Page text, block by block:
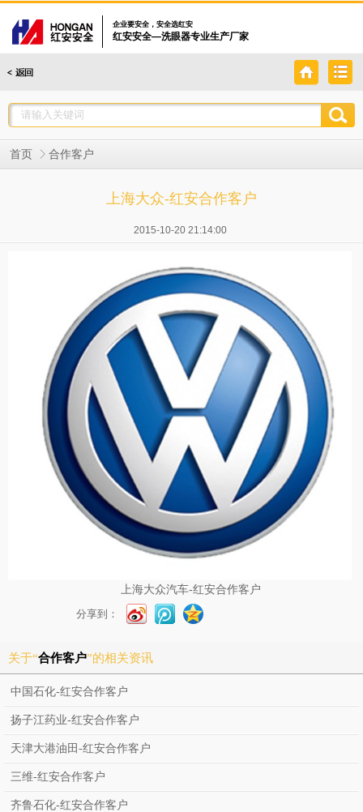
企业要安全，安全选红安
红安安全—洗眼器专业生产厂家
首页 合作客户
上海大众-红安合作客户
2015-10-20 21:14:00
上海大众汽车-红安合作客户
分享到：
关于“合作客户”的相关资讯
中国石化-红安合作客户
扬子江药业-红安合作客户
天津大港油田-红安合作客户
三维-红安合作客户
齐鲁石化-红安合作客户